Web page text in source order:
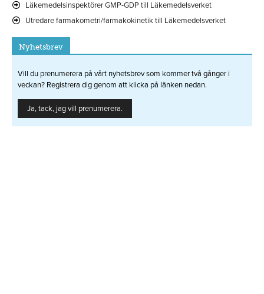
Läkemedelsinspektörer GMP-GDP till Läkemedelsverket
Utredare farmakometri/farmakokinetik till Läkemedelsverket
Nyhetsbrev
Vill du prenumerera på vårt nyhetsbrev som kommer två gånger i
veckan? Registrera dig genom att klicka på länken nedan.
Ja, tack, jag vill prenumerera.